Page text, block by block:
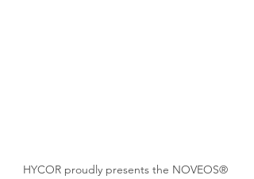
HYCOR proudly presents the NOVEOS®